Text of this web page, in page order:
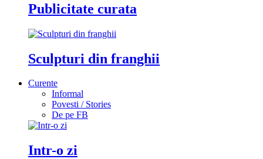
Publicitate curata
Sculpturi din franghii
Curente
Informal
Povesti / Stories
De pe FB
Intr-o zi